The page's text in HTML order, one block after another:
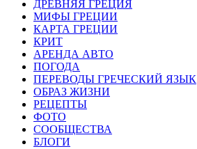
ДРЕВНЯЯ ГРЕЦИЯ
МИФЫ ГРЕЦИИ
КАРТА ГРЕЦИИ
КРИТ
АРЕНДА АВТО
ПОГОДА
ПЕРЕВОДЫ ГРЕЧЕСКИЙ ЯЗЫК
ОБРАЗ ЖИЗНИ
РЕЦЕПТЫ
ФОТО
СООБЩЕСТВА
БЛОГИ